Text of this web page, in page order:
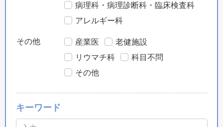
病理科・病理診断科・臨床検査科
アレルギー科
その他 産業医
老健施設
リウマチ科
科目不問
その他
キーワード